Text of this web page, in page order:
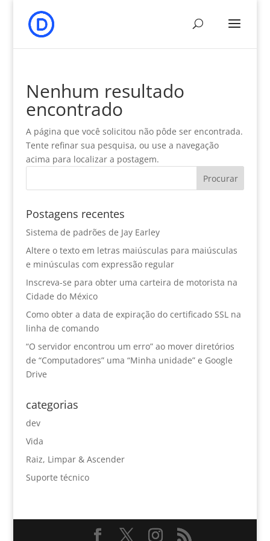
Nenhum resultado
encontrado
A página que você solicitou não pôde ser encontrada.
Tente refinar sua pesquisa, ou use a navegação
acima para localizar a postagem.
Postagens recentes
Sistema de padrões de Jay Earley
Altere o texto em letras maiúsculas para maiúsculas
e minúsculas com expressão regular
Inscreva-se para obter uma carteira de motorista na
Cidade do México
Como obter a data de expiração do certificado SSL na
linha de comando
“O servidor encontrou um erro” ao mover diretórios
de “Computadores” uma “Minha unidade” e Google
Drive
categorias
dev
Vida
Raiz, Limpar & Ascender
Suporte técnico